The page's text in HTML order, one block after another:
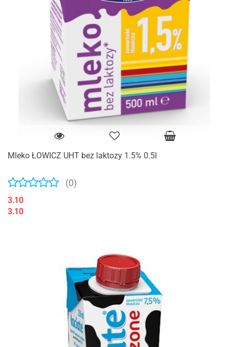
Mleko ŁOWICZ UHT bez laktozy 1.5% 0.5l
(0)
3.10
3.10